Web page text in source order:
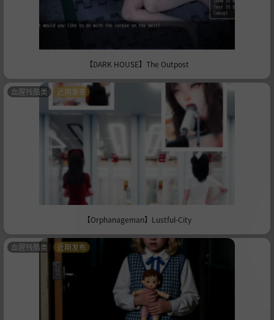
【DARK HOUSE】The Outpost
【Orphanageman】Lustful-City
血腥残酷类 近期发布
血腥残酷类 近期发布